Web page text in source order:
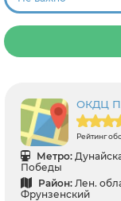
ОКДЦ
Рейтинг
Метро:
Победы
Район: Лен.
Фрунзенский